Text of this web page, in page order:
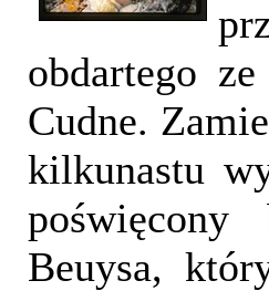
obdartego
Cudne.
kilkunastu
Beuysa,